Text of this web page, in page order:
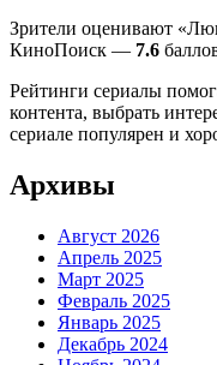
Зрители оценивают
КиноПоиск — 7.6
Рейтинги сериалы
контента, выбрать
сериале популярен и
Архивы
Август 2026
Апрель 2025
Март 2025
Февраль 2025
Январь 2025
Декабрь 2024